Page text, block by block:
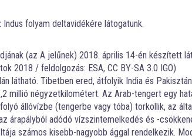
folyam deltavidékére látogatunk.
(az A jelűnek) 2018. április 14-én készített
2018 / feldolgozás: ESA, CC BY-SA 3.0 IGO)
látható. Tibetben ered, átfolyik India és
millió négyzetkilométert. Az Arab-tengert egy
állóvízbe (tengerbe vagy tóba) torkollik, az
árapályból adódó vízszintemelkedés és -
számos kisebb-nagyobb ággal rendelkezik.